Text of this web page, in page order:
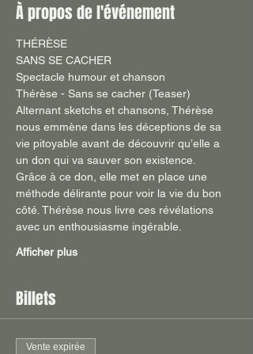
À propos de l'événement
THÉRÈSE
SANS SE CACHER
Spectacle humour et chanson
Thérèse - Sans se cacher (Teaser)
Alternant sketchs et chansons, Thérèse
nous emmène dans les déceptions de sa
vie pitoyable avant de découvrir qu’elle a
un don qui va sauver son existence.
Grâce à ce don, elle met en place une
méthode délirante pour voir la vie du bon
côté. Thérèse nous livre ces révélations
avec un enthousiasme ingérable.
Afficher plus
Billets
Vente expirée